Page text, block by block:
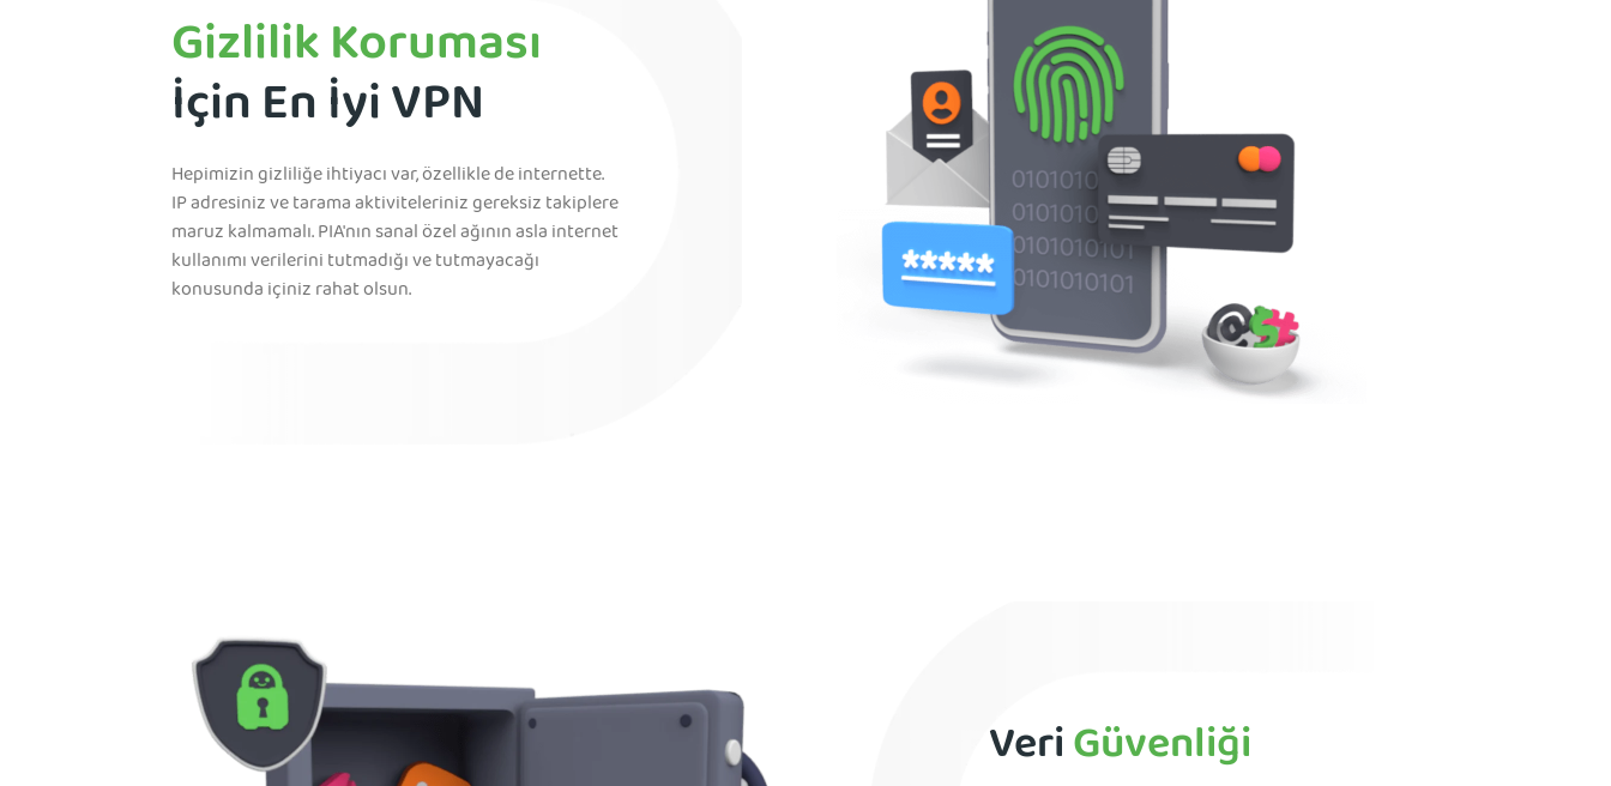
Gizlilik Koruması
İçin En İyi VPN
Hepimizin gizliliğe ihtiyacı var, özellikle de internette.
IP adresiniz ve tarama aktiviteleriniz gereksiz takiplere
maruz kalmamalı. PIA'nın sanal özel ağının asla internet
kullanımı verilerini tutmadığı ve tutmayacağı
konusunda içiniz rahat olsun.
VeriGüvenliği